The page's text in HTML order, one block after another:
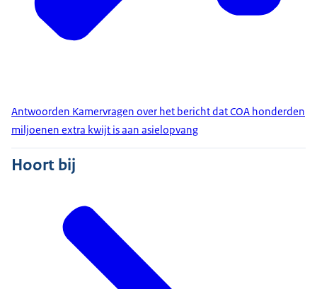
Antwoorden Kamervragen over het bericht dat COA honderden
miljoenen extra kwijt is aan asielopvang
Hoort bij